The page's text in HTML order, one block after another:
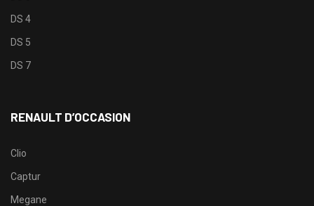
DS 4
DS 5
DS 7
RENAULT D’OCCASION
Clio
Captur
Megane